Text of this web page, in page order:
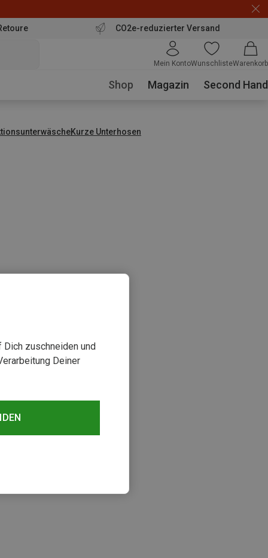
CO2e-reduzierter Versand
Mein KontoWunschlisteWarenkorb
Shop Magazin Second Hand
Kurze Unterhosen
zuschneiden und
Deiner